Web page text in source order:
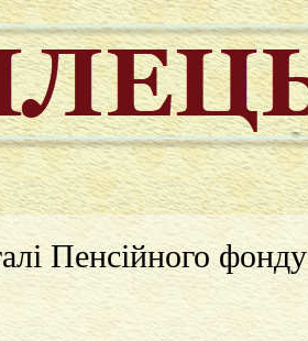
Пенсійного фонду